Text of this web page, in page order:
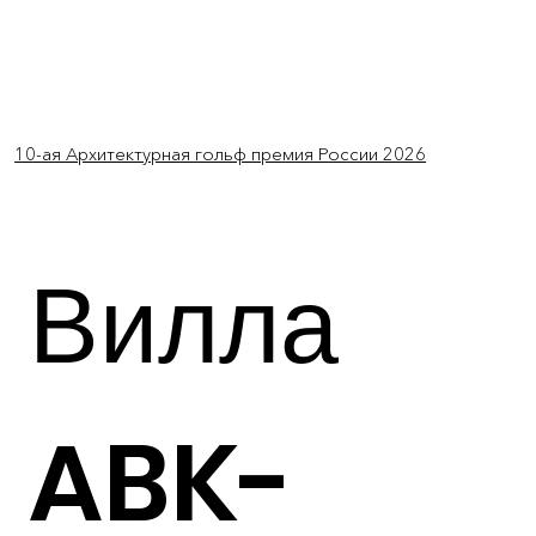
Вилла
ABK-
10-ая Архитектурная гольф премия России 2026